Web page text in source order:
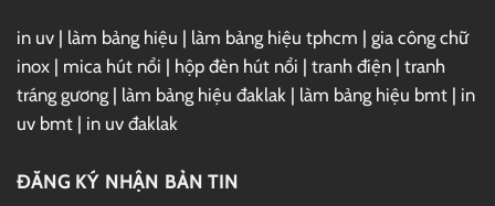
in uv | làm bảng hiệu | làm bảng hiệu tphcm | gia công chữ
inox | mica hút nổi | hộp đèn hút nổi | tranh điện | tranh
tráng gương | làm bảng hiệu đaklak | làm bảng hiệu bmt | in
uv bmt | in uv đaklak
ĐĂNG KÝ NHẬN BẢN TIN